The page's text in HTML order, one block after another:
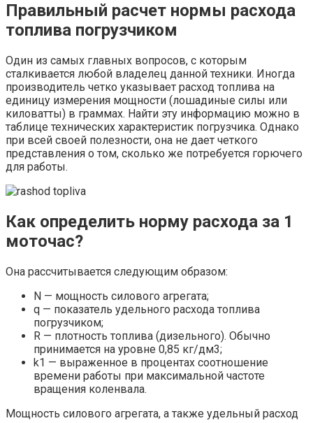
Правильный расчет нормы расхода
топлива погрузчиком
Один из самых главных вопросов, с которым
сталкивается любой владелец данной техники. Иногда
производитель четко указывает расход топлива на
единицу измерения мощности (лошадиные силы или
киловатты) в граммах. Найти эту информацию можно в
таблице технических характеристик погрузчика. Однако
при всей своей полезности, она не дает четкого
представления о том, сколько же потребуется горючего
для работы.
Как определить норму расхода за 1
моточас?
Она рассчитывается следующим образом:
N — мощность силового агрегата;
q — показатель удельного расхода топлива
погрузчиком;
R — плотность топлива (дизельного). Обычно
принимается на уровне 0,85 кг/дм3;
k1 — выраженное в процентах соотношение
времени работы при максимальной частоте
вращения коленвала.
Мощность силового агрегата, а также удельный расход